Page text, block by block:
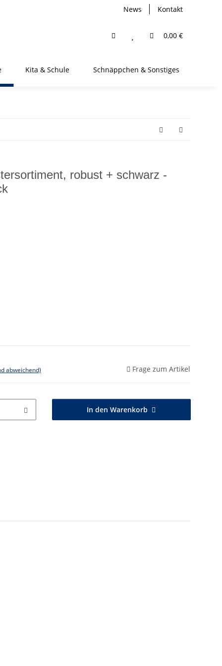
News Kontakt
0,00 €
Kita & Schule Schnäppchen & Sonstiges
robust + schwarz -
abweichend) Frage zum Artikel
In den Warenkorb